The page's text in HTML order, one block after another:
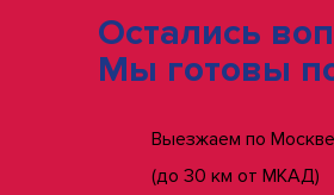
Остались
Мы готовы
Выезжаем по
(до 30 км от МКАД)